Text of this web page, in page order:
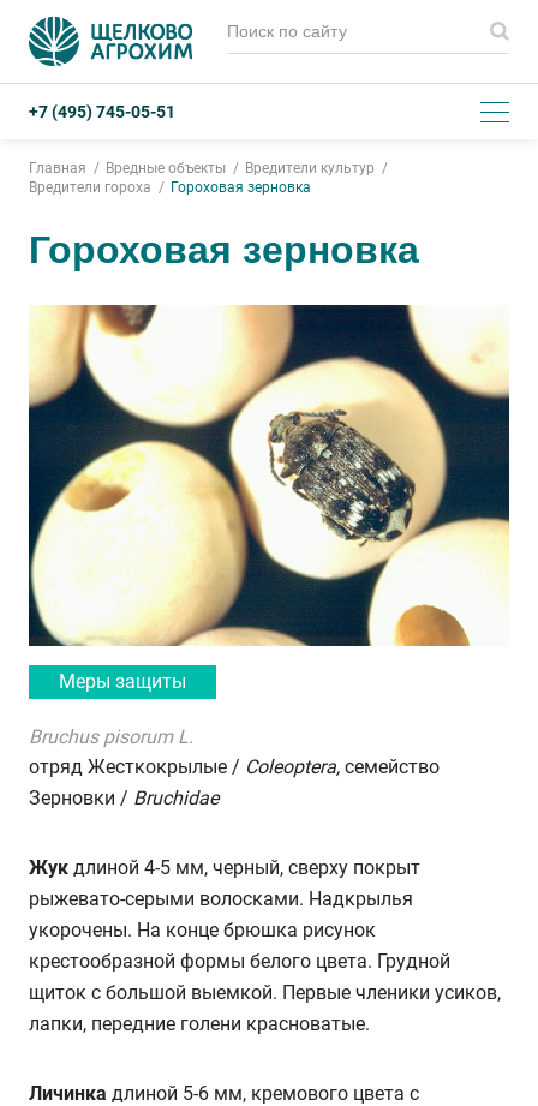
+7 (495) 745-05-51
Главная Вредные объекты
Вредители культур
Вредители гороха
Гороховая зерновка
Гороховая зерновка
Меры защиты
Bruchus pisorum L.
отряд Жесткокрылые / Coleoptera, семейство
Зерновки / Bruchidae
Жук длиной 4-5 мм, черный, сверху покрыт
рыжевато-серыми волосками. Надкрылья
укорочены. На конце брюшка рисунок
крестообразной формы белого цвета. Грудной
щиток с большой выемкой. Первые членики усиков,
лапки, передние голени красноватые.
Личинка длиной 5-6 мм, кремового цвета с